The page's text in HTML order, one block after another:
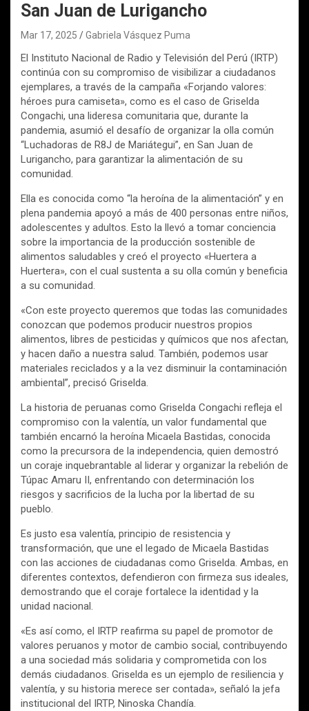
San Juan de Lurigancho
Mar 17, 2025 Gabriela Vásquez Puma
El Instituto Nacional de Radio y Televisión del Perú (IRTP)
continúa con su compromiso de visibilizar a ciudadanos
ejemplares, a través de la campaña «Forjando valores:
héroes pura camiseta», como es el caso de Griselda
Congachi, una lideresa comunitaria que, durante la
pandemia, asumió el desafío de organizar la olla común
“Luchadoras de R8J de Mariátegui”, en San Juan de
Lurigancho, para garantizar la alimentación de su
comunidad.
Ella es conocida como “la heroína de la alimentación” y en
plena pandemia apoyó a más de 400 personas entre niños,
adolescentes y adultos. Esto la llevó a tomar conciencia
sobre la importancia de la producción sostenible de
alimentos saludables y creó el proyecto «Huertera a
Huertera», con el cual sustenta a su olla común y beneficia
a su comunidad.
«Con este proyecto queremos que todas las comunidades
conozcan que podemos producir nuestros propios
alimentos, libres de pesticidas y químicos que nos afectan,
y hacen daño a nuestra salud. También, podemos usar
materiales reciclados y a la vez disminuir la contaminación
ambiental”, precisó Griselda.
La historia de peruanas como Griselda Congachi refleja el
compromiso con la valentía, un valor fundamental que
también encarnó la heroína Micaela Bastidas, conocida
como la precursora de la independencia, quien demostró
un coraje inquebrantable al liderar y organizar la rebelión de
Túpac Amaru II, enfrentando con determinación los
riesgos y sacrificios de la lucha por la libertad de su
pueblo.
Es justo esa valentía, principio de resistencia y
transformación, que une el legado de Micaela Bastidas
con las acciones de ciudadanas como Griselda. Ambas, en
diferentes contextos, defendieron con firmeza sus ideales,
demostrando que el coraje fortalece la identidad y la
unidad nacional.
«Es así como, el IRTP reafirma su papel de promotor de
valores peruanos y motor de cambio social, contribuyendo
a una sociedad más solidaria y comprometida con los
demás ciudadanos. Griselda es un ejemplo de resiliencia y
valentía, y su historia merece ser contada», señaló la jefa
institucional del IRTP, Ninoska Chandía.